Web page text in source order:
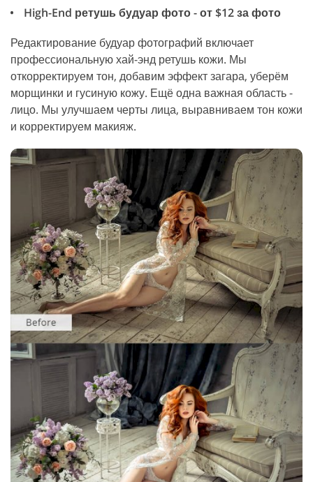
High-End ретушь будуар фото - от $12 за фото
Редактирование будуар фотографий включает
профессиональную хай-энд ретушь кожи. Мы
откорректируем тон, добавим эффект загара, уберём
морщинки и гусиную кожу. Ещё одна важная область -
лицо. Мы улучшаем черты лица, выравниваем тон кожи
и корректируем макияж.